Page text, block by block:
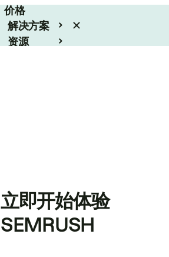
价格
解决方案
资源
立即开始体验
SEMRUSH